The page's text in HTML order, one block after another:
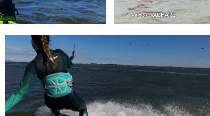
– © Vincent VACHARD